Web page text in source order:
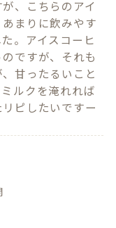
、こちらのアイ
まりに飲みやす
。アイスコーヒ
ですが、それも
甘ったるいこと
ルクを淹れれば
ピしたいですー